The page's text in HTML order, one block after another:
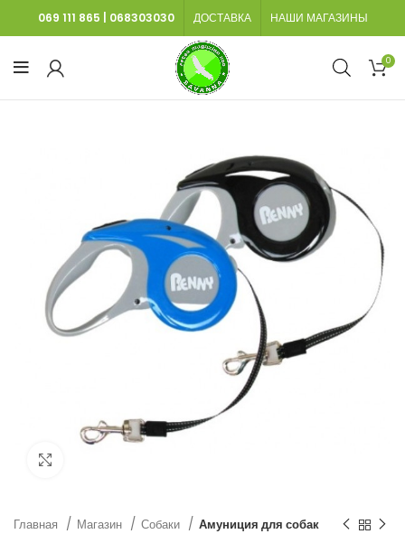
069 111 865 068303030 ДОСТАВКА НАШИ МАГАЗИНЫ
0
Главная Магазин Собаки Амуниция для собак